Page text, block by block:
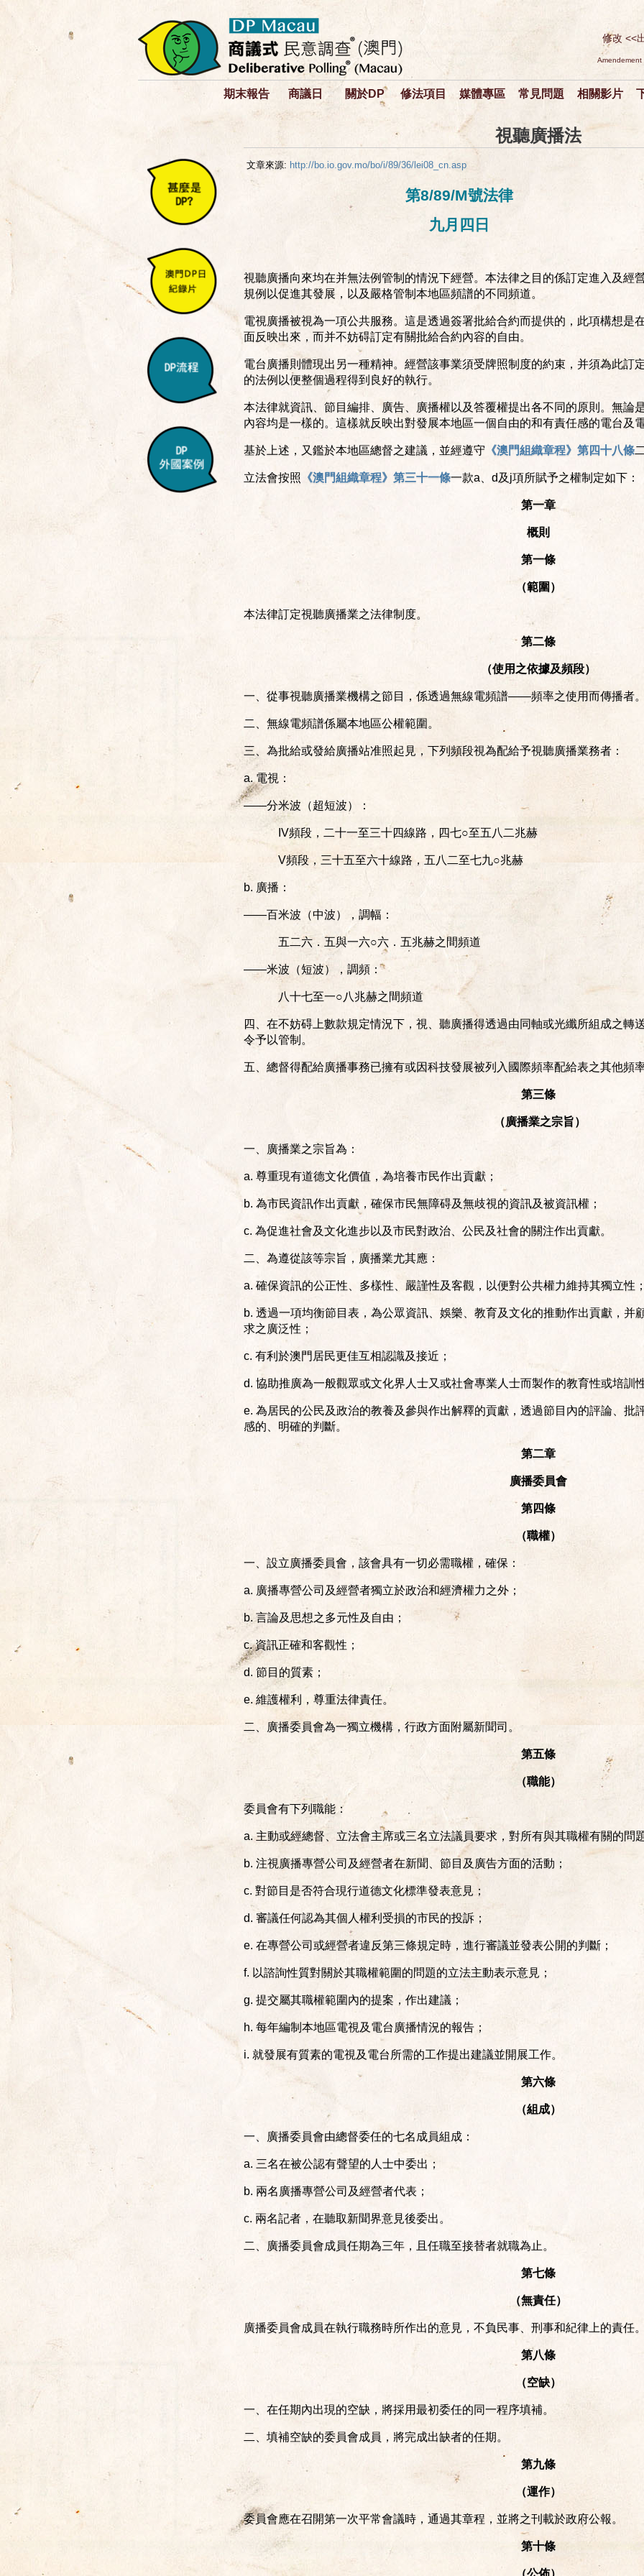
修改 <<
Amendement
期末報告 商議日 關於DP 修法項目 媒體專區 常見問題 相關影片
視聽廣播法
文章來源: http://bo.io.gov.mo/bo/i/89/36/lei08_cn.asp
第8/89/M號法律
九月四日
視聽廣播向來均在并無法例管制的情況下經營。本法律之目的係訂定進入及經
規例以促進其發展，以及嚴格管制本地區頻譜的不同頻道。
電視廣播被視為一項公共服務。這是透過簽署批給合約而提供的，此項構想是
面反映出來，而并不妨碍訂定有關批給合約內容的自由。
電台廣播則體現出另一種精神。經營該事業須受牌照制度的約束，并須為此訂
的法例以便整個過程得到良好的執行。
本法律就資訊、節目編排、廣告、廣播權以及答覆權提出各不同的原則。無論
內容均是一樣的。這樣就反映出對發展本地區一個自由的和有責任感的電台及
基於上述，又鑑於本地區總督之建議，並經遵守 《澳門組織章程》第四十八條
立法會按照 《澳門組織章程》第三十一條一款a、d及j項所賦予之權制定如下：
第一章
概則
第一條
（範圍）
本法律訂定視聽廣播業之法律制度。
第二條
（使用之依據及頻段）
一、從事視聽廣播業機構之節目，係透過無線電頻譜——頻率之使用而傳播者
二、無線電頻譜係屬本地區公權範圍。
三、為批給或發給廣播站准照起見，下列頻段視為配給予視聽廣播業務者：
a. 電視：
——分米波（超短波）：
IV頻段，二十一至三十四線路，四七○至五八二兆赫
V頻段，三十五至六十線路，五八二至七九○兆赫
b. 廣播：
——百米波（中波），調幅：
五二六．五與一六○六．五兆赫之間頻道
——米波（短波），調頻：
八十七至一○八兆赫之間頻道
四、在不妨碍上數款規定情況下，視、聽廣播得透過由同軸或光纖所組成之轉
令予以管制。
五、總督得配給廣播事務已擁有或因科技發展被列入國際頻率配給表之其他頻
第三條
（廣播業之宗旨）
一、廣播業之宗旨為：
a. 尊重現有道德文化價值，為培養市民作出貢獻；
b. 為市民資訊作出貢獻，確保市民無障碍及無歧視的資訊及被資訊權；
c. 為促進社會及文化進步以及市民對政治、公民及社會的關注作出貢獻。
二、為遵從該等宗旨，廣播業尤其應：
a. 確保資訊的公正性、多樣性、嚴謹性及客觀，以便對公共權力維持其獨立性
b. 透過一項均衡節目表，為公眾資訊、娛樂、教育及文化的推動作出貢獻，并
求之廣泛性；
c. 有利於澳門居民更佳互相認識及接近；
d. 協助推廣為一般觀眾或文化界人士又或社會專業人士而製作的教育性或培訓
e. 為居民的公民及政治的教養及參與作出解釋的貢獻，透過節目內的評論、批
感的、明確的判斷。
第二章
廣播委員會
第四條
（職權）
一、設立廣播委員會，該會具有一切必需職權，確保：
a. 廣播專營公司及經營者獨立於政治和經濟權力之外；
b. 言論及思想之多元性及自由；
c. 資訊正確和客觀性；
d. 節目的質素；
e. 維護權利，尊重法律責任。
二、廣播委員會為一獨立機構，行政方面附屬新聞司。
第五條
（職能）
委員會有下列職能：
a. 主動或經總督、立法會主席或三名立法議員要求，對所有與其職權有關的問
b. 注視廣播專營公司及經營者在新聞、節目及廣告方面的活動；
c. 對節目是否符合現行道德文化標準發表意見；
d. 審議任何認為其個人權利受損的市民的投訴；
e. 在專營公司或經營者違反第三條規定時，進行審議並發表公開的判斷；
f. 以諮詢性質對關於其職權範圍的問題的立法主動表示意見；
g. 提交屬其職權範圍內的提案，作出建議；
h. 每年編制本地區電視及電台廣播情況的報告；
i. 就發展有質素的電視及電台所需的工作提出建議並開展工作。
第六條
（組成）
一、廣播委員會由總督委任的七名成員組成：
a. 三名在被公認有聲望的人士中委出；
b. 兩名廣播專營公司及經營者代表；
c. 兩名記者，在聽取新聞界意見後委出。
二、廣播委員會成員任期為三年，且任職至接替者就職為止。
第七條
（無責任）
廣播委員會成員在執行職務時所作出的意見，不負民事、刑事和紀律上的責任
第八條
（空缺）
一、在任期內出現的空缺，將採用最初委任的同一程序填補。
二、填補空缺的委員會成員，將完成出缺者的任期。
第九條
（運作）
委員會應在召開第一次平常會議時，通過其章程，並將之刊載於政府公報。
第十條